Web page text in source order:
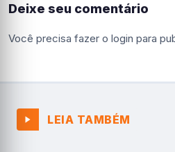
Deixe seu comentário
Você precisa fazer o login para
LEIA TAMBÉM